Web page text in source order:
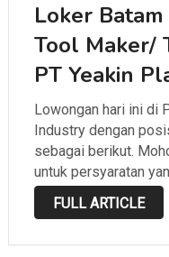
Loker
Tool Maker/
PT Yeakin
Lowongan hari ini di
Industry dengan
sebagai berikut.
untuk persyaratan
sebelum melamar.
FULL ARTICLE